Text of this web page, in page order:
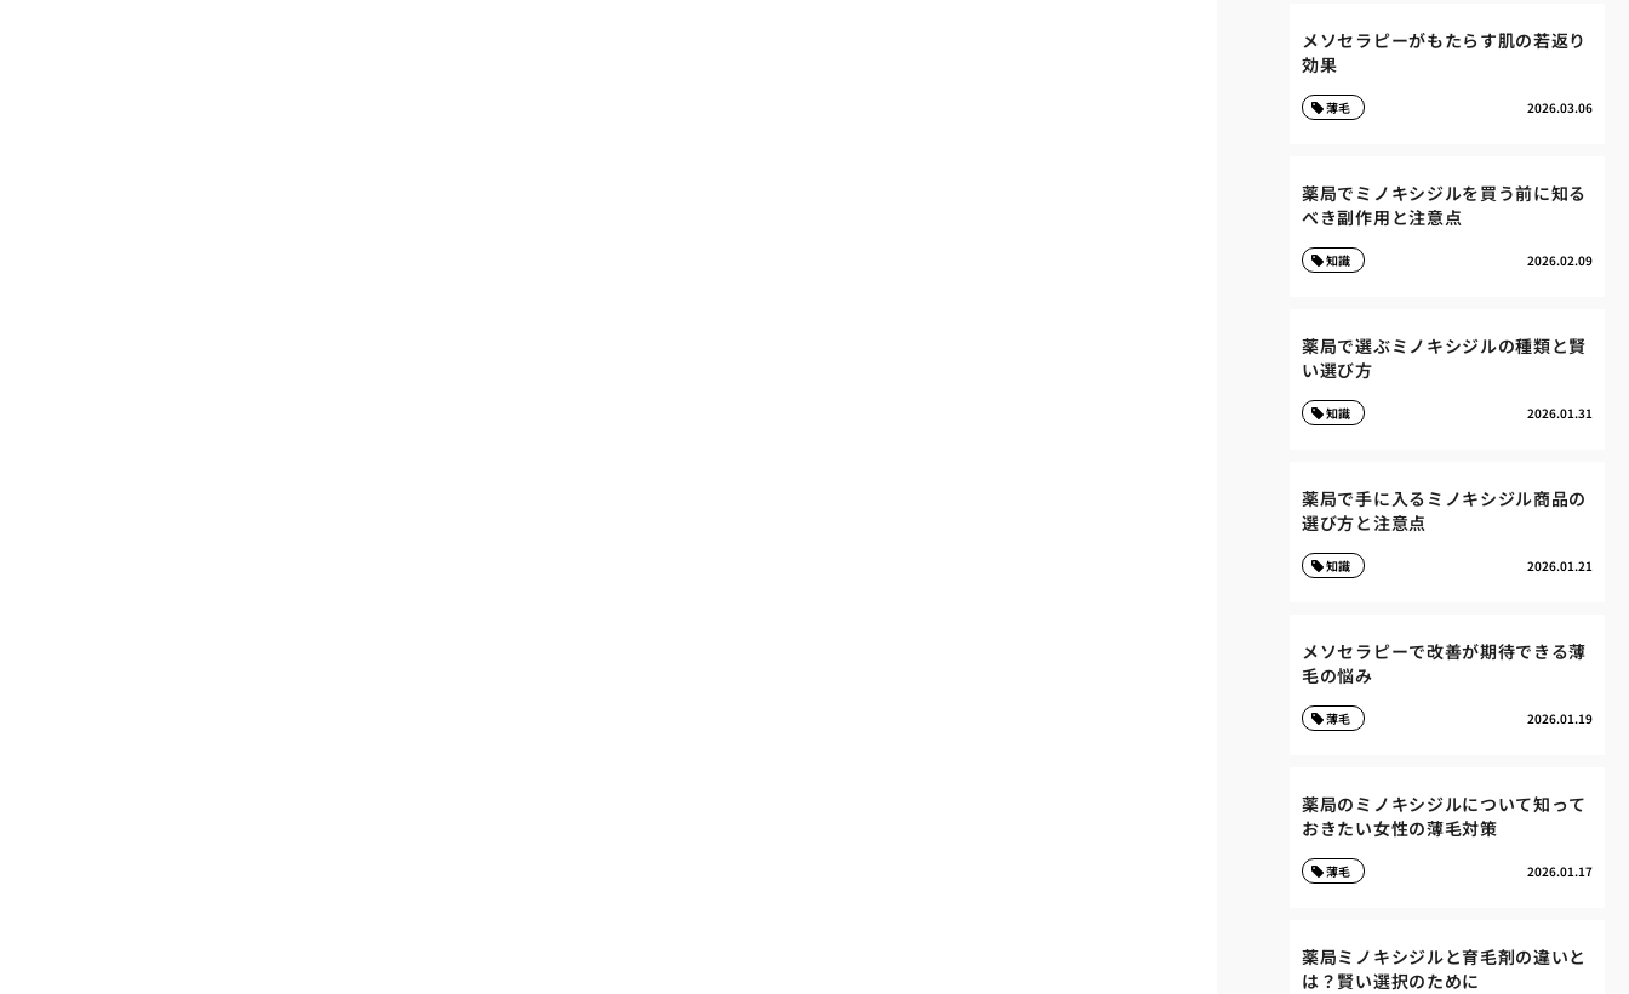
メソセラピーがもたらす肌の若返り
効果
2026.03.06
薄毛
薬局でミノキシジルを買う前に知る
べき副作用と注意点
2026.02.09
知識
薬局で選ぶミノキシジルの種類と賢
い選び方
2026.01.31
知識
薬局で手に入るミノキシジル商品の
選び方と注意点
2026.01.21
知識
メソセラピーで改善が期待できる薄
毛の悩み
2026.01.19
薄毛
薬局のミノキシジルについて知って
おきたい女性の薄毛対策
2026.01.17
薄毛
薬局ミノキシジルと育毛剤の違いと
は？賢い選択のために